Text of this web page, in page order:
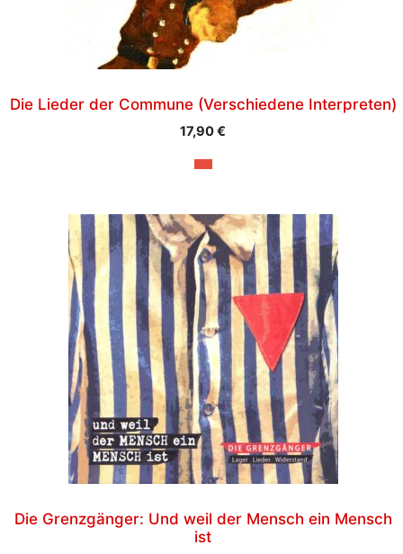
Die Lieder der Commune (Verschiedene Interpreten)
17,90€
Die Grenzgänger: Und weil der Mensch ein Mensch
ist
Varianten
Optionen
Produktseite
werden